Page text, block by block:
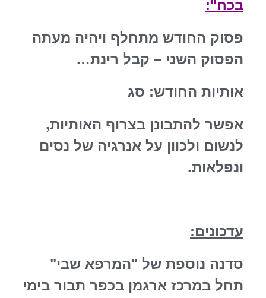
בכח":
פסוק החודש מתחלף ויהיה מעתה
הפסוק השני – קבל רינת…
אותיות החודש: סג
אפשר להתבונן בצרוף האותיות,
לנשום ולכוון על אנרגיה של נסים
ונפלאות.
עדכונים:
סדנה נוספת של "המרפא שבי"
תחל במרכז ארגמן בכפר תבור בימי